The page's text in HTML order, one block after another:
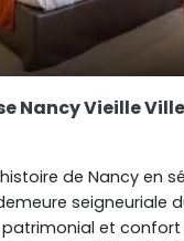
Nancy Vieille Ville
de Nancy en
seigneuriale
et confort